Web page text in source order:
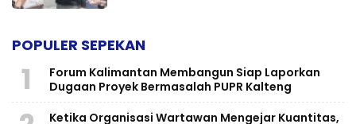
POPULER SEPEKAN
1
Forum Kalimantan Membangun Siap Laporkan
Dugaan Proyek Bermasalah PUPR Kalteng
Ketika Organisasi Wartawan Mengejar Kuantitas,